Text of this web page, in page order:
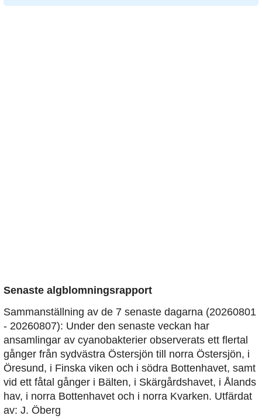
Senaste algblomningsrapport
Sammanställning av de 7 senaste dagarna (20260801
- 20260807): Under den senaste veckan har
ansamlingar av cyanobakterier observerats ett flertal
gånger från sydvästra Östersjön till norra Östersjön, i
Öresund, i Finska viken och i södra Bottenhavet, samt
vid ett fåtal gånger i Bälten, i Skärgårdshavet, i Ålands
hav, i norra Bottenhavet och i norra Kvarken. Utfärdat
av: J. Öberg